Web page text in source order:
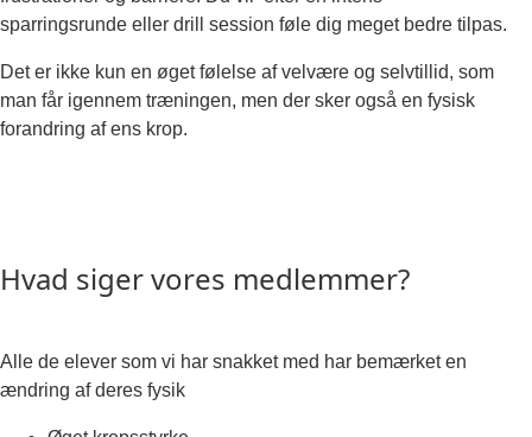
sparringsrunde eller drill session føle dig meget bedre tilpas.
Det er ikke kun en øget følelse af velvære og selvtillid, som
man får igennem træningen, men der sker også en fysisk
forandring af ens krop.
Hvad siger vores medlemmer?
Alle de elever som vi har snakket med har bemærket en
ændring af deres fysik